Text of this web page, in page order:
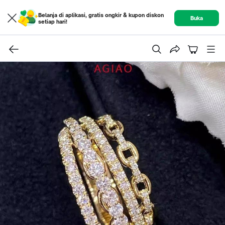
Belanja di aplikasi, gratis ongkir & kupon diskon
setiap hari!
Buka